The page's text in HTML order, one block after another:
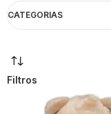
CATEGORIAS
Filtros